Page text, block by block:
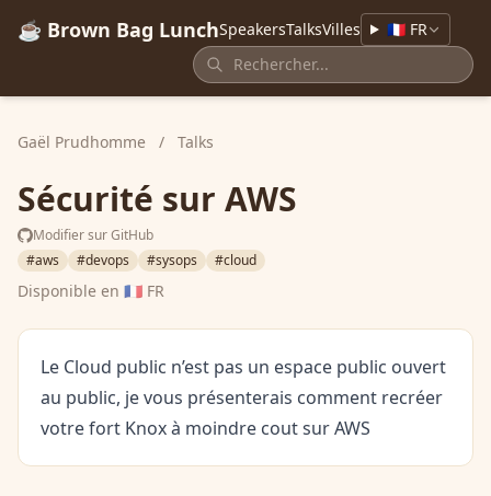
☕ Brown Bag LunchSpeakersTalksVilles 🇫🇷 FR
Gaël Prudhomme / Talks
Sécurité sur AWS
Modifier sur GitHub
#aws
#devops #sysops #cloud
Disponible en 🇫🇷 FR
Le Cloud public n’est pas un espace public ouvert
au public, je vous présenterais comment recréer
votre fort Knox à moindre cout sur AWS